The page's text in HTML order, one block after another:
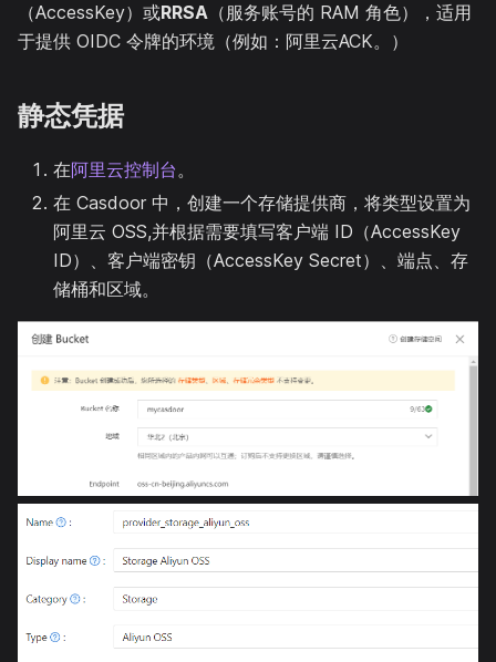
（AccessKey）或RRSA （服务账号的 RAM 角色），适用
于提供 OIDC 令牌的环境（例如：阿里云ACK。）
静态凭据
在阿里云控制台。
在 Casdoor 中，创建一个存储提供商，将类型设置为
阿里云 OSS,并根据需要填写客户端 ID（AccessKey
ID）、客户端密钥（AccessKey Secret）、端点、存
储桶和区域。